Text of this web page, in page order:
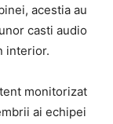
acestia au
casti audio
interior.
monitorizat
ai echipei